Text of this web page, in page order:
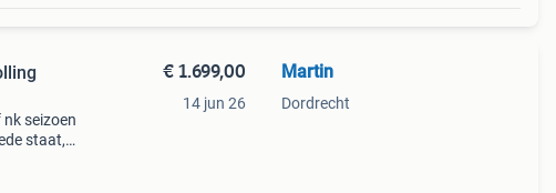
seizoen
staat,
€ 1.699,00
14 jun 26
Martin
Dordrecht